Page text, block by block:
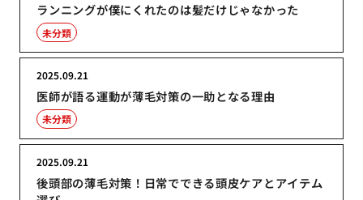
ランニングが僕にくれたのは髪だけじゃなかった
未分類
医師が語る運動が薄毛対策の一助となる理由
2025.09.21
未分類
後頭部の薄毛対策！日常でできる頭皮ケアとアイテム
2025.09.21